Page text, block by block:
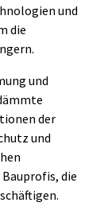
und
die
und
der
und
die